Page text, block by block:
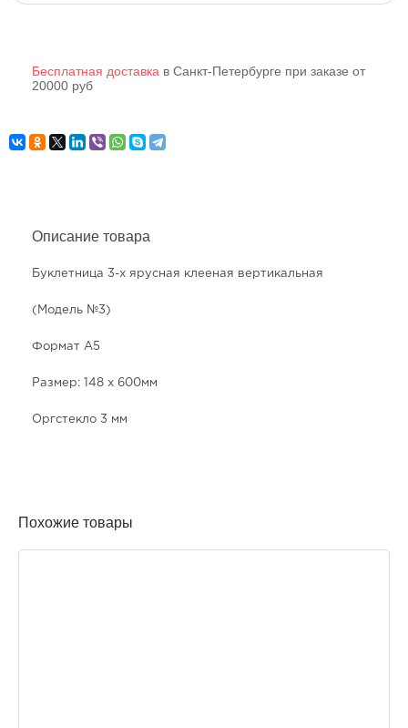
Бесплатная доставка в Санкт-Петербурге при заказе от
20000 руб
Описание товара
Буклетница 3-х ярусная клееная вертикальная
(Модель №3)
Формат А5
Размер: 148 х 600мм
Оргстекло 3 мм
Похожие товары